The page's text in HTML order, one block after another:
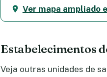
Ver mapa ampliado
Estabelecimentos
Veja outras unidades de